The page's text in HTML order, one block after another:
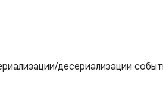
десериализации